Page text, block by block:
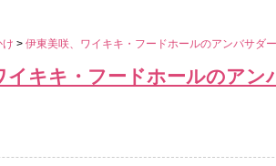
け > 伊東美咲、ワイキキ・フードホールのアンバサダ
イキキ・フードホールのアン